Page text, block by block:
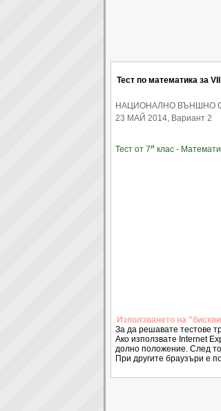
Тест по математика за
НАЦИОНАЛНО ВЪНШНО
23 МАЙ 2014, Вариант 2
Тест от 7и клас -
Използването на
За да решавате тестове
Ако използвате Internet
долно положение. След
При другите браузъри е